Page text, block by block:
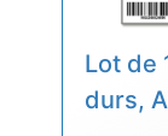
Lot de
durs,